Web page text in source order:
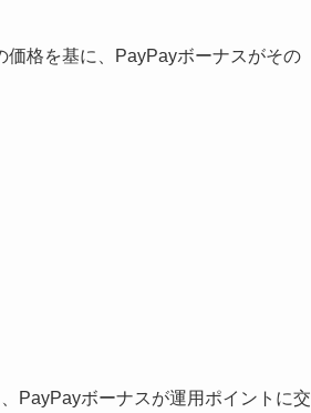
価格を基に、PayPayボーナスがその
PayPayボーナスが運用ポイントに交